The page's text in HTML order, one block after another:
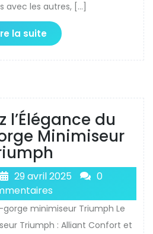
avec les autres, […]
la suite
l’Élégance du
Minimiseur
29 avril 2025
0
minimiseur Triumph Le
Triumph : Alliant Confort et